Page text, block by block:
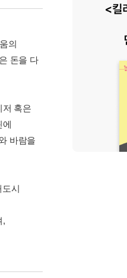
의
돈을 다
저 혹은
에
바람을
시
,